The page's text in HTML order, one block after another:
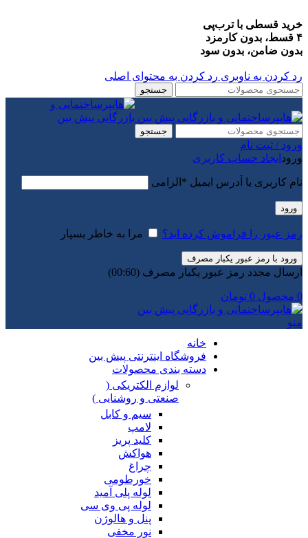
خرید قسطی با ترب‌پی
۴ قسط، بدون کارمزد
بدون ضامن، بدون سود
رد کردن به ناوبری رد کردن به محتوای اصلی
جستجو
جستجو
ورود / ثبت نام
ورود ایجاد حساب کاربری
نام کاربری یا آدرس ایمیل * الزامی
ورود
رمز عبور را فراموش کرده اید؟ مرا به خاطر بسپار
ورود با رمز عبور یکبار مصرف
ارسال مجدد رمز عبور یکبار مصرف (00:
60
)
0 محصول 0 تومان
منو
خانه
فروشگاه اینترنتی پیش بین
دسته بندی محصولات
لوازم الکتریکی (
صنعتی و روشنایی )
سیم و کابل
لامپ
کلید پریز
هواکش
چراغ
خورطومی
لوله پلی آمید
لوله پی وی سی
پنل و هالوژن
نور مخفی